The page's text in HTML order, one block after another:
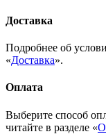
Доставка
Подробнее об
«Доставка».
Оплата
Выберите способ
читайте в разделе «